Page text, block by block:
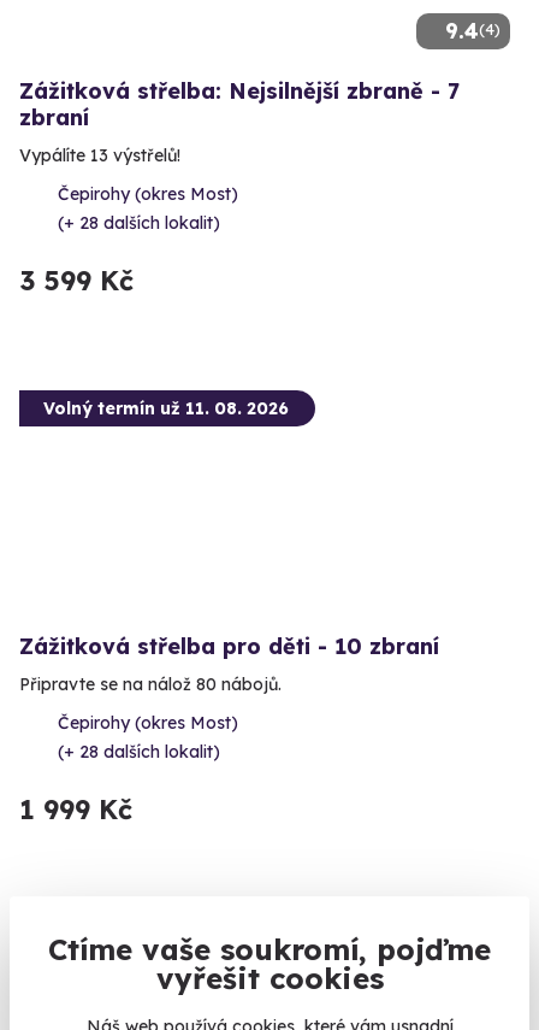
Ctíme vaše soukromí, pojďme
vyřešit cookies
9.4(4)
Zážitková střelba: Nejsilnější zbraně - 7
zbraní
Vypálíte 13 výstřelů!
Čepirohy (okres Most)
(+ 28 dalších lokalit)
3 599 Kč
Volný termín už 11. 08. 2026
Zážitková střelba pro děti - 10 zbraní
Připravte se na nálož 80 nábojů.
Čepirohy (okres Most)
(+ 28 dalších lokalit)
1 999 Kč
Volný termín už 11. 08. 2026